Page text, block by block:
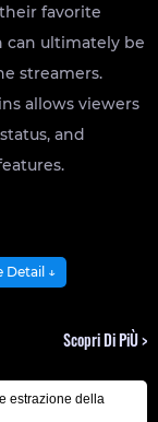
favorite
can ultimately be
streamers.
allows viewers
and
social
and share
and create a
Detail ↓
Scopri Di PiÙ >